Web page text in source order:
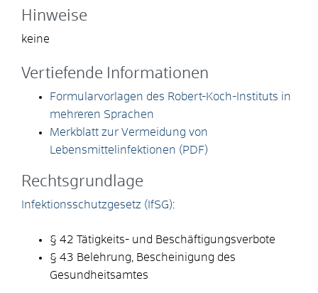
Hinweise
keine
Vertiefende Informationen
Formularvorlagen des Robert-Koch-Instituts in
mehreren Sprachen
Merkblatt zur Vermeidung von
Lebensmittelinfektionen (PDF)
Rechtsgrundlage
Infektionsschutzgesetz (IfSG):
§ 42 Tätigkeits- und Beschäftigungsverbote
§ 43 Belehrung, Bescheinigung des
Gesundheitsamtes